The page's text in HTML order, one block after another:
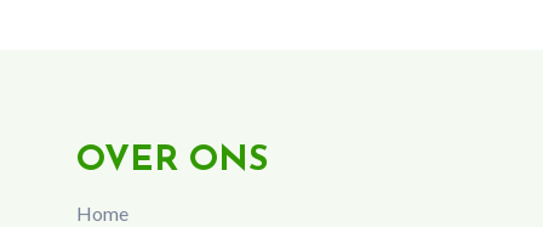
OVER ONS
Home